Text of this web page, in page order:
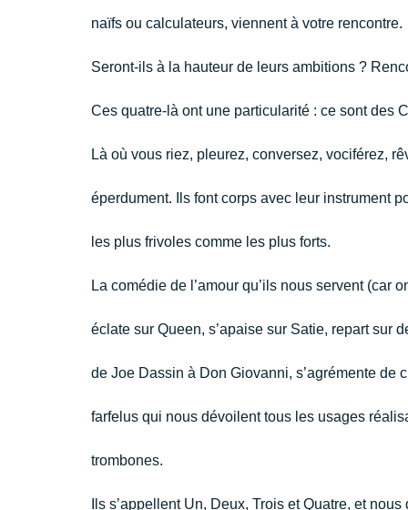
naïfs ou calculateurs, viennent à votre rencontre.
Seront-ils à la hauteur de leurs ambitions ?
Ces quatre-là ont une particularité : ce sont des
Là où vous riez, pleurez, conversez, vociférez,
éperdument. Ils font corps avec leur instrument
les plus frivoles comme les plus forts.
La comédie de l’amour qu’ils nous servent (car
éclate sur Queen, s’apaise sur Satie, repart sur
de Joe Dassin à Don Giovanni, s’agrémente de
farfelus qui nous dévoilent tous les usages
trombones.
Ils s’appellent Un, Deux, Trois et Quatre, et